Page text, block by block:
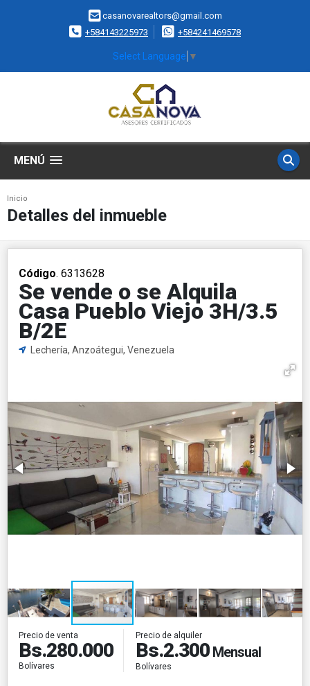
casanovarealtors@gmail.com
+584143225973
+584241469578
Select Language ▼
MENÚ
Inicio
Detalles del inmueble
Código. 6313628
Se vende o se Alquila
Casa Pueblo Viejo 3H/3.5
B/2E
Lechería, Anzoátegui, Venezuela
Precio de venta
Bs.280.000
Bolívares
Precio de alquiler
Bs.2.300 Mensual
Bolívares